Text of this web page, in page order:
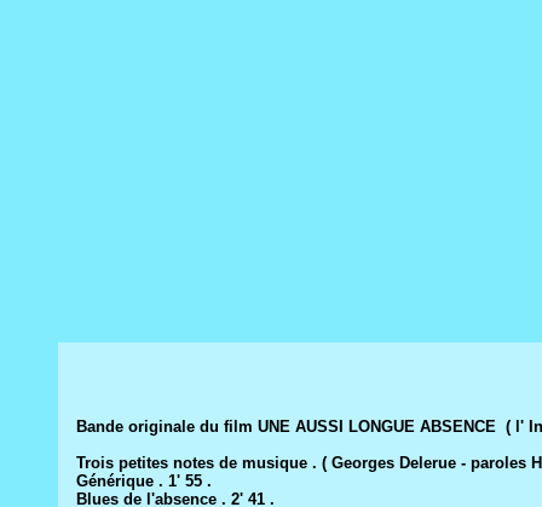
Bande originale du film UNE AUSSI LONGUE ABSENCE ( l'
Trois petites notes de musique . ( Georges Delerue - paroles
Générique . 1' 55 .
Blues de l'absence . 2' 41 .